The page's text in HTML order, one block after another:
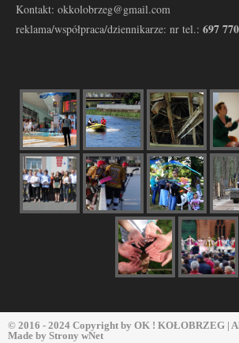
Kontakt: okkolobrzeg@gmail.com
reklama/współpraca/dziennikarze: nr tel.: 697
© 2016 - 2024 Copyright by OK ! KOŁOBRZEG |
Made by Strony wNet